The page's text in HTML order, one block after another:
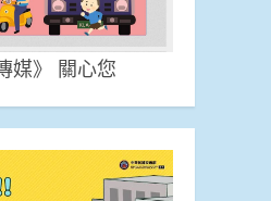
媒》 關心您